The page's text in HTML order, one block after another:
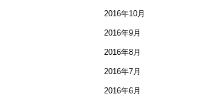
2016年10月
2016年9月
2016年8月
2016年7月
2016年6月